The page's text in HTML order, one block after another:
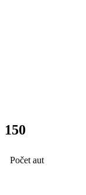
150
Počet aut